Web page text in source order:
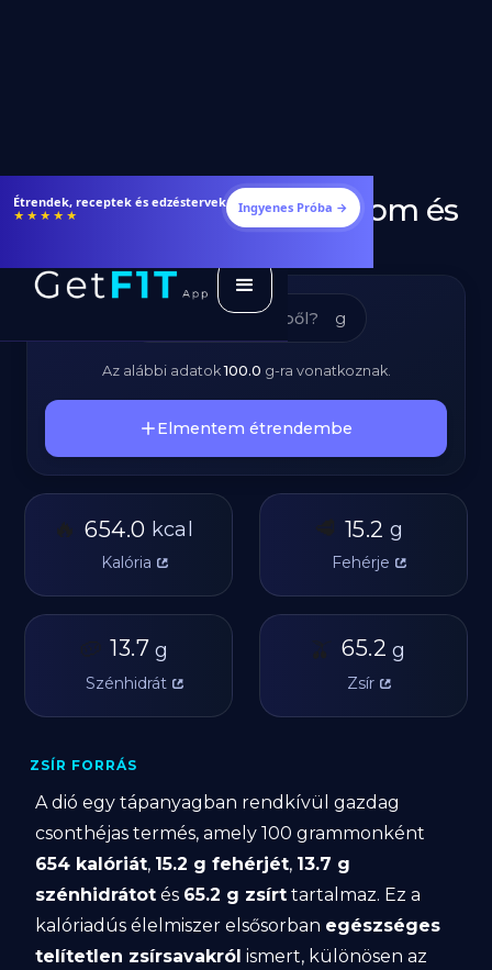
Étrendek, receptek és edzéstervek
★★★★★ Ingyenes Próba →
Dió - Kalóriatartalom és
g
Az alábbi adatok100.0 g-ra vonatkoznak.
Elmentem étrendembe
🔥 654.0 kcal
Kalória
🥩 15.2 g
Fehérje
🥔 13.7 g
Szénhidrát
🫒 65.2 g
Zsír
ZSÍR FORRÁS
A dió egy tápanyagban rendkívül gazdag
csonthéjas termés, amely 100 grammonként
654 kalóriát, 15.2 g fehérjét, 13.7 g
szénhidrátot és 65.2 g zsírt tartalmaz. Ez a
kalóriadús élelmiszer elsősorban egészséges
telítetlen zsírsavakról ismert, különösen az